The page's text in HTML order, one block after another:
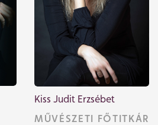
Kiss Judit Erzsébet
MŰVÉSZETI FŐTITKÁR